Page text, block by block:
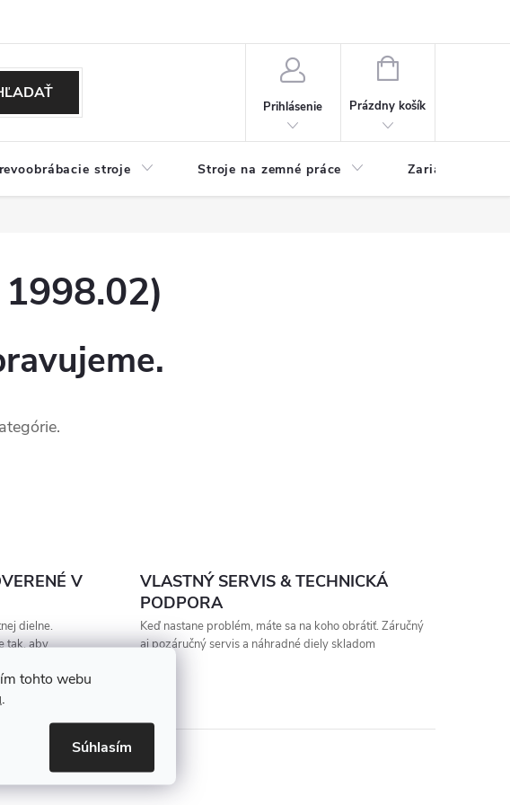
tohto webu
.
Súhlasím
Prihlásenie
NÁKUPNÝ
Prázdny košík
stroje Stroje na zemné práce Zariadenia na
V
dielne.
tak, aby
VLASTNÝ SERVIS & TECHNICKÁ
PODPORA
Keď nastane problém, máte sa na koho obrátiť. Záručný
aj pozáručný servis a náhradné diely skladom